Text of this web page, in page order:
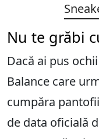
Nu te grăbi
Dacă ai pus
Balance care
cumpăra
de data oficială